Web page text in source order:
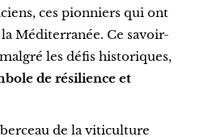
ces pionniers qui ont
Méditerranée. Ce savoir-
les défis historiques,
de résilience et
de la viticulture